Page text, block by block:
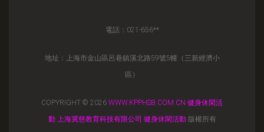
電話：021-656**
地址：上海市金山區呂巷鎮溪北路59號5幢（三新經濟小
區）
COPYRIGHT © 2026 WWW.KPPHSB.COM.CN 健身休閑活
動 上海冀慈教育科技有限公司 健身休閑活動版權所有